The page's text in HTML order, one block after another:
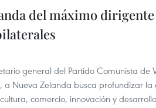
del máximo
general del Partido Comunista de
a Nueva Zelanda busca profundizar la
comercio, innovación y